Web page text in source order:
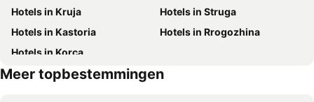
Rаdoјcа Novičiќ
Goce Delčev
Hotels in Kruja
Hotels in Struga
Hotels in Kastoria
Hotels in Rrogozhina
Hotels in Korça
Meer topbestemmingen